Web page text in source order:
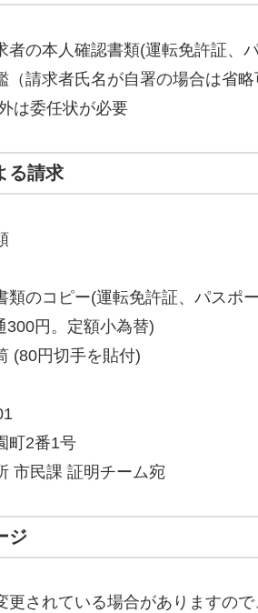
者の本人確認書類(運転免許証、
（請求者氏名が自署の場合は省略
は委任状が必要
る請求
類のコピー(運転免許証、パスポ
300円。定額小為替)
(80円切手を貼付)
町2番1号
市民課 証明チーム宛
ジ
更されている場合がありますの